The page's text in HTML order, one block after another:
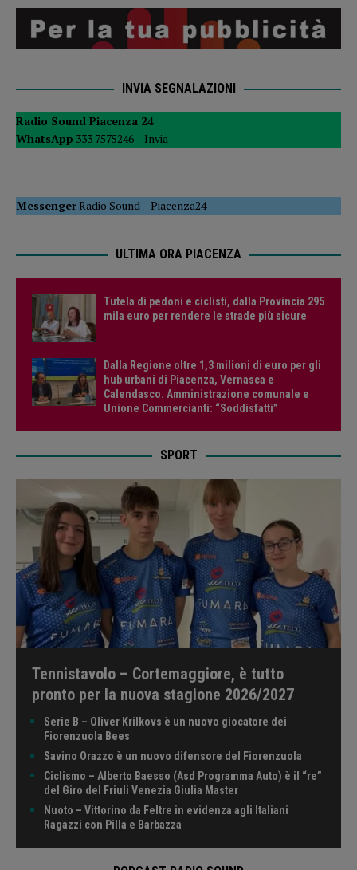
INVIA SEGNALAZIONI
Radio Sound Piacenza 24
WhatsApp 333 7575246 – Invia
MessengerRadio Sound–Piacenza24
ULTIMA ORA PIACENZA
Tutela di pedoni e ciclisti, dalla Provincia 295
mila euro per rendere le strade più sicure
Dalla Regione oltre 1,3 milioni di euro per gli
hub urbani di Piacenza, Vernasca e
Calendasco. Amministrazione comunale e
Unione Commercianti: “Soddisfatti”
SPORT
Tennistavolo – Cortemaggiore, è tutto
pronto per la nuova stagione 2026/2027
Serie B – Oliver Krilkovs è un nuovo giocatore dei
Fiorenzuola Bees
Savino Orazzo è un nuovo difensore del Fiorenzuola
Ciclismo – Alberto Baesso (Asd Programma Auto) è il “re”
del Giro del Friuli Venezia Giulia Master
Nuoto – Vittorino da Feltre in evidenza agli Italiani
Ragazzi con Pilla e Barbazza